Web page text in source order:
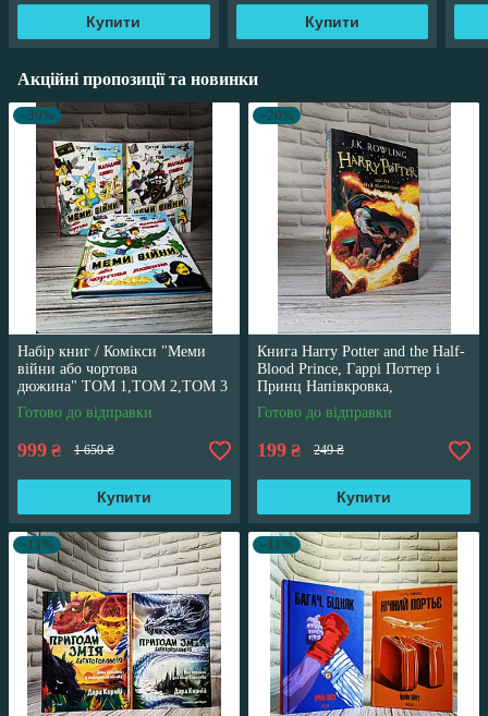
Купити Купити
Акційні пропозиції та новинки
–39%
Набір книг / Комікси "Меми
війни або чортова
дюжина" ТОМ 1,ТОМ 2,ТОМ 3
Трегуб Ганна
Готово до відправки
999 ₴ 1 650 ₴
Купити
–20%
Книга Harry Potter and the Half-
Blood Prince, Гаррі Поттер і
Принц Напівкровка,
англійською мовою
Готово до відправки
199 ₴ 249 ₴
Купити
–11% –11%